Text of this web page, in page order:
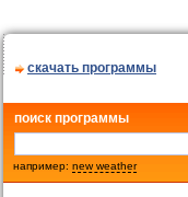
скачать программы
поиск программы
например: new weather